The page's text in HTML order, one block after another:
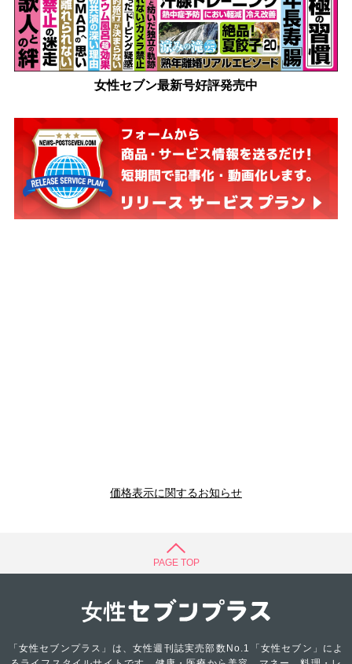
女性セブン最新号好評発売中
価格表示に関するお知らせ
PAGE TOP
「女性セブンプラス」は、女性週刊誌実売部数No.1「女性セブン」によ